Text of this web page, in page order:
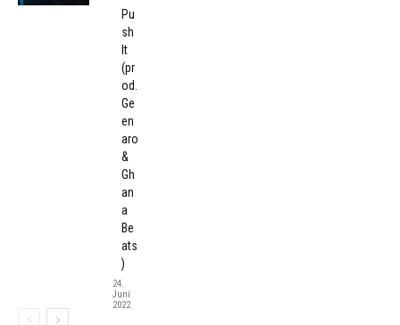
Pu
sh
It
(pr
od.
Ge
en
aro
&
Gh
an
a
Be
ats
)
24.
Juni
2022